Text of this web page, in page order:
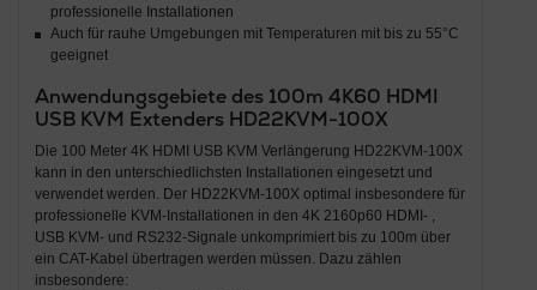
professionelle Installationen
Auch für rauhe Umgebungen mit Temperaturen mit bis zu 55°C
geeignet
Anwendungsgebiete des 100m 4K60 HDMI
USB KVM Extenders HD22KVM-100X
Die 100 Meter 4K HDMI USB KVM Verlängerung HD22KVM-100X
kann in den unterschiedlichsten Installationen eingesetzt und
verwendet werden. Der HD22KVM-100X optimal insbesondere für
professionelle KVM-Installationen in den 4K 2160p60 HDMI- ,
USB KVM- und RS232-Signale unkomprimiert bis zu 100m über
ein CAT-Kabel übertragen werden müssen. Dazu zählen
insbesondere: